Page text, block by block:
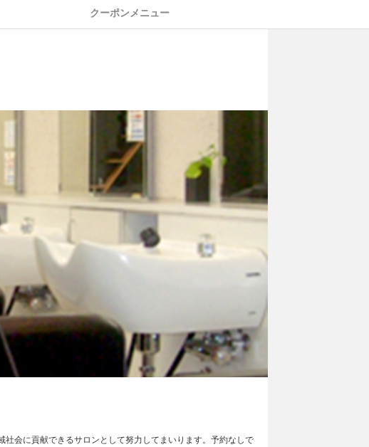
クーポンメニュー
会に貢献できるサロンとして努力してまいります。予約なしで